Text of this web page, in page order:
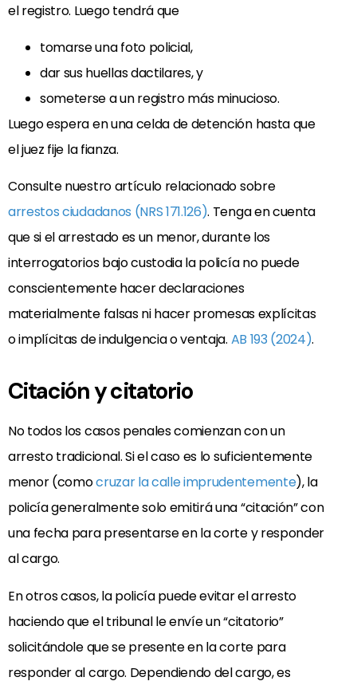
el registro. Luego tendrá que
tomarse una foto policial,
dar sus huellas dactilares, y
someterse a un registro más minucioso.
Luego espera en una celda de detención hasta que
el juez fije la fianza.
Consulte nuestro artículo relacionado sobre
arrestos ciudadanos (NRS 171.126). Tenga en cuenta
que si el arrestado es un menor, durante los
interrogatorios bajo custodia la policía no puede
conscientemente hacerdeclaraciones
materialmente falsasni hacerpromesasexplícitas
o implícitasde indulgencia o ventaja. AB 193 (2024).
Citación y citatorio
No todos los casos penales comienzan con un
arresto tradicional. Si el caso es lo suficientemente
menor (comocruzar la calle imprudentemente), la
policía generalmente solo emitirá una “citación” con
una fecha para presentarse en la corte y responder
al cargo.
En otros casos, la policía puede evitar el arresto
haciendo que el tribunal le envíe un “citatorio”
solicitándole que se presente en la corte para
responder al cargo. Dependiendo del cargo, es